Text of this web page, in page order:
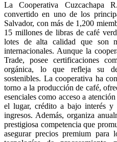
La Cooperativa Cuzcachapa
convertido en uno de los
Salvador, con más de 1,200
15 millones de libras de café
lotes de alta calidad que son
internacionales. Aunque la
Trade, posee certificaciones
orgánica, lo que refleja su
sostenibles. La cooperativa ha
torno a la producción de café,
esenciales como acceso a
el lugar, crédito a bajo interés y
ingresos. Además, organiza
prestigiosa competencia que
asegurar precios premium para